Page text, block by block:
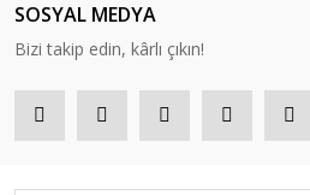
SOSYAL MEDYA
Bizi takip edin, kârlı çıkın!